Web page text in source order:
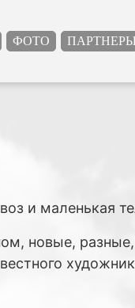
ФОТО
и маленькая
новые,